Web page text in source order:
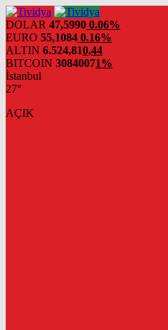
evden
eve
nakliyat
DOLAR 47,5990 0.06%
EURO 55,1084 0.16%
ALTIN 6.524,810,44
BITCOIN 30840071%
İstanbul
27°
AÇIK